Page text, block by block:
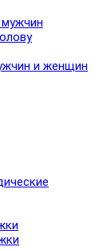
и женщин